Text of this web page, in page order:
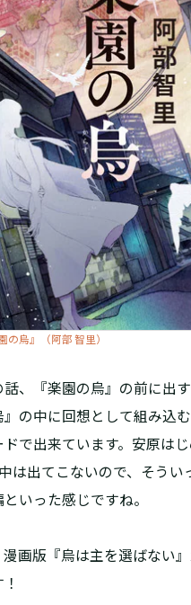
の烏』（阿部 智里）
、『楽園の烏』の前に出
』の中に回想として組み込
ドで出来ています。安原は
は出てこないので、そうい
いった感じですね。
画版『烏は主を選ばない